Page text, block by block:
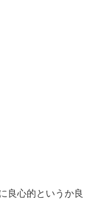
良心的というか良